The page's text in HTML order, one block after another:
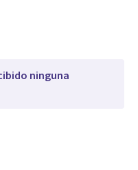
ninguna